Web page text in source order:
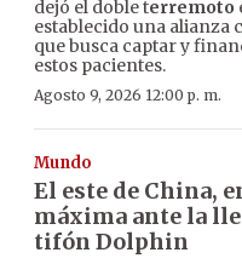
dejó el doble terremoto
establecido una alianza
que busca captar y
estos pacientes.
Agosto 9, 2026 12:00 p. m.
Mundo
El este de China,
máxima ante la
tifón Dolphin